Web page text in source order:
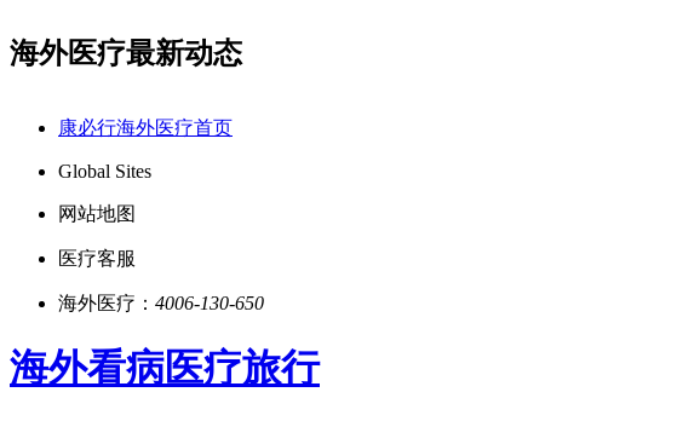
海外医疗最新动态
康必行海外医疗首页
Global Sites
网站地图
医疗客服
海外医疗： 4006-130-650
海外看病医疗旅行